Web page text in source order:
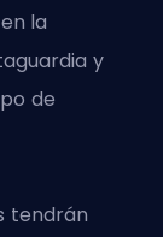
la
y
de
tendrán